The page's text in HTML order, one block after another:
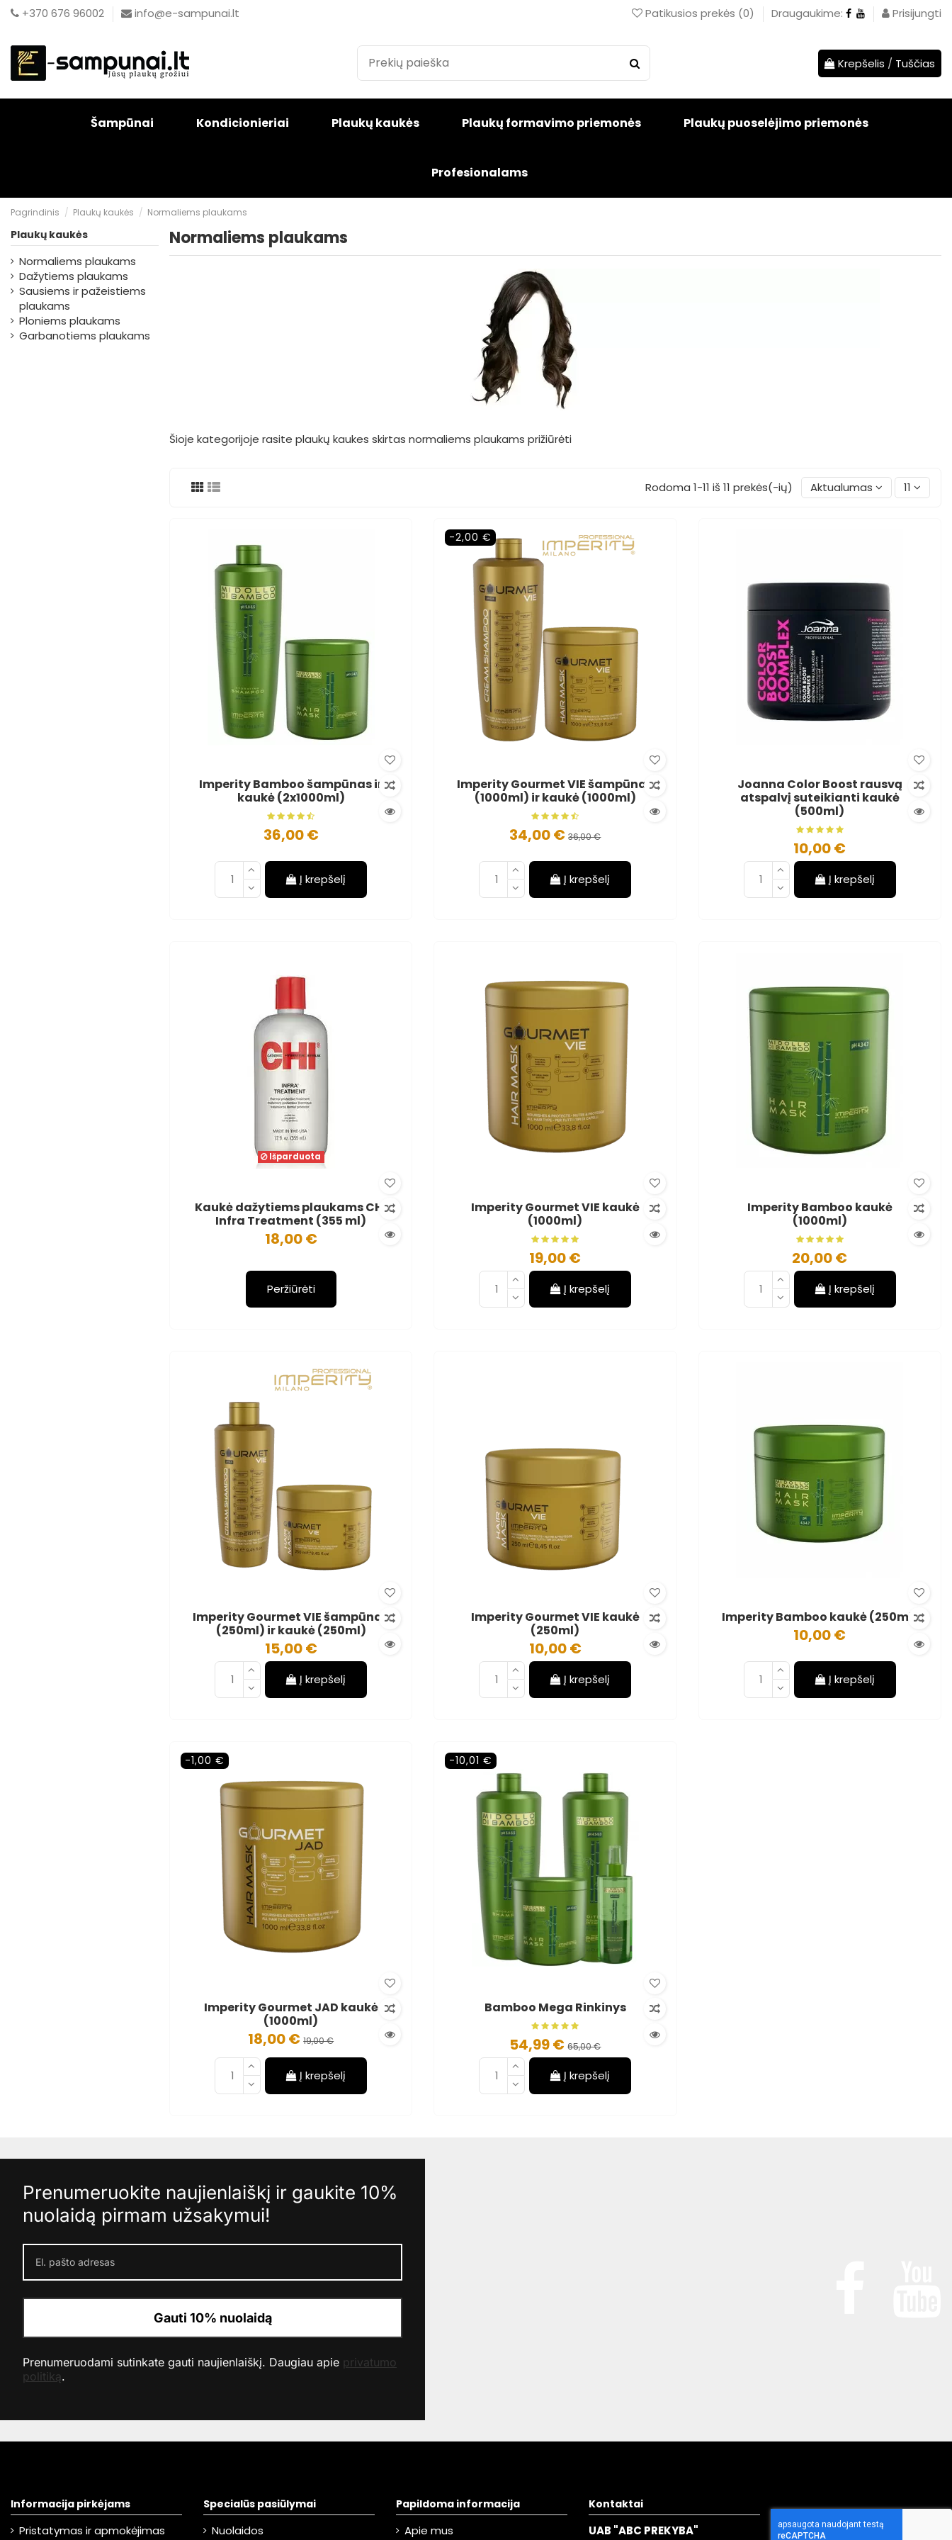
+370 676 96002 info@e-sampunai.lt Patikusios prekės (0) Draugaukime: Prisijungti
Krepšelis / Tuščias
Šampūnai Kondicionieriai Plaukų kaukės Plaukų formavimo priemonės Plaukų puoselėjimo priemonės
Profesionalams
Pagrindinis Plaukų kaukės Normaliems plaukams
Normaliems plaukams
Šioje kategorijoje rasite plaukų kaukes skirtas normaliems plaukams prižiūrėti
Rodoma 1-11 iš 11 prekės(-ių) Aktualumas 11
Imperity Bamboo šampūnas ir
kaukė (2x1000ml)
36,00 €
Į krepšelį
-2,00 €
Imperity Gourmet VIE šampūnas
(1000ml) ir kaukė (1000ml)
34,00 €36,00 €
Į krepšelį
Joanna Color Boost rausvą
atspalvį suteikianti kaukė
(500ml)
10,00 €
Į krepšelį
Išparduota
Kaukė dažytiems plaukams CHI
Infra Treatment (355 ml)
18,00 €
Peržiūrėti
Imperity Gourmet VIE kaukė
(1000ml)
19,00 €
Į krepšelį
Imperity Bamboo kaukė
(1000ml)
20,00 €
Į krepšelį
Imperity Gourmet VIE šampūnas
(250ml) ir kaukė (250ml)
15,00 €
Į krepšelį
Imperity Gourmet VIE kaukė
(250ml)
10,00 €
Į krepšelį
Imperity Bamboo kaukė (250ml)
10,00 €
Į krepšelį
-1,00 €
Imperity Gourmet JAD kaukė
(1000ml)
18,00 €19,00 €
Į krepšelį
-10,01 €
Bamboo Mega Rinkinys
54,99 €65,00 €
Į krepšelį
Plaukų kaukės
Normaliems plaukams
Dažytiems plaukams
Sausiems ir pažeistiems
plaukams
Ploniems plaukams
Garbanotiems plaukams
Prenumeruokite naujienlaiškį ir gaukite 10%
nuolaidą pirmam užsakymui!
Gauti 10% nuolaidą
Prenumeruodami sutinkate gauti naujienlaiškį. Daugiau apie privatumo
politiką.
Informacija pirkėjams
Pristatymas ir apmokėjimas
Specialūs pasiūlymai
Nuolaidos
Papildoma informacija
Apie mus
Kontaktai
UAB "ABC PREKYBA"